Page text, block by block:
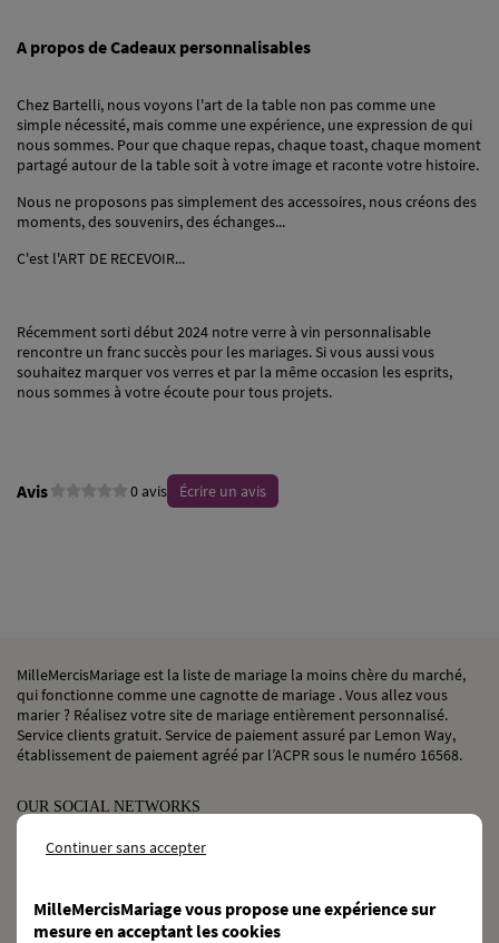
A propos de Cadeaux personnalisables
Chez Bartelli, nous voyons l'art de la table non pas comme une
simple nécessité, mais comme une expérience, une expression de qui
nous sommes. Pour que chaque repas, chaque toast, chaque moment
partagé autour de la table soit à votre image et raconte votre histoire.
Nous ne proposons pas simplement des accessoires, nous créons des
moments, des souvenirs, des échanges...
C'est l'ART DE RECEVOIR...
Récemment sorti début 2024 notre verre à vin personnalisable
rencontre un franc succès pour les mariages. Si vous aussi vous
souhaitez marquer vos verres et par la même occasion les esprits,
nous sommes à votre écoute pour tous projets.
Avis 0 avis Écrire un avis
MilleMercisMariage est la liste de mariage la moins chère du marché,
qui fonctionne comme une cagnotte de mariage . Vous allez vous
marier ? Réalisez votre site de mariage entièrement personnalisé.
Service clients gratuit. Service de paiement assuré par Lemon Way,
établissement de paiement agréé par l’ACPR sous le numéro 16568.
OUR SOCIAL NETWORKS
NEED A GENERAL-PURPOSE CROWDFUNDING CAMPAIGN ?
Continuer sans accepter
MilleMercisMariage vous propose une expérience sur
mesure en acceptant les cookies